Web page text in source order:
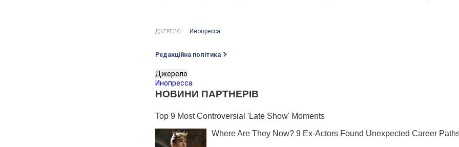
ДЖЕРЕЛО: Инопресса
Редакційна політика
Джерело
Инопресса